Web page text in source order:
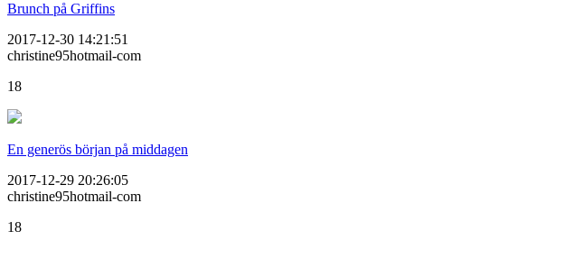
Brunch på Griffins
2017-12-30 14:21:51
christine95hotmail-com
18
En generös början på middagen
2017-12-29 20:26:05
christine95hotmail-com
18